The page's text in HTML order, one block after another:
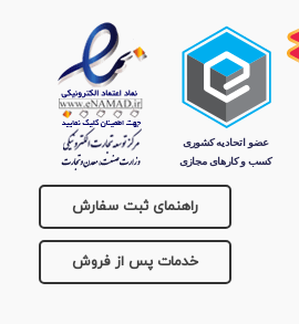
راهنمای ثبت سفارش
خدمات پس از فروش